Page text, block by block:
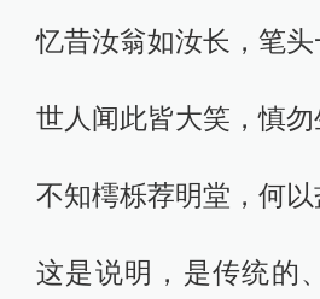
忆昔汝翁如汝长，笔头
世人闻此皆大笑，慎勿
不知樗栎荐明堂，何以
这是说明，是传统的